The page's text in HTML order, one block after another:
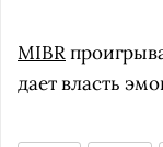
MIBR
дает власть